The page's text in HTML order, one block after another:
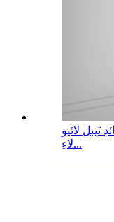
ٽيبل لائيو
لاءِ...